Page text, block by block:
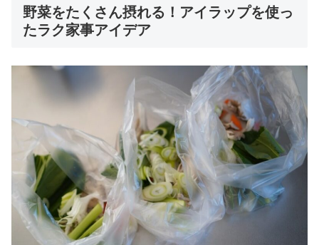
野菜をたくさん摂れる！アイラップを使っ
たラク家事アイデア